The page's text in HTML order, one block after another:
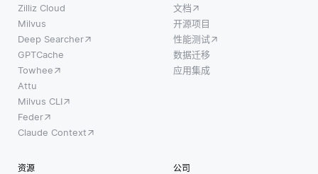
Zilliz Cloud
Milvus
Deep Searcher
GPTCache
Towhee
Attu
Milvus CLI
Feder
Claude Context
文档
开源项目
性能测试
数据迁移
应用集成
资源 公司